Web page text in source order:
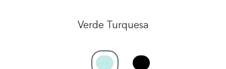
Verde Turquesa